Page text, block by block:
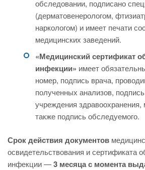
обследовании, подписано
(дерматовенерологом,
наркологом) и имеет печати
медицинских заведений.
«Медицинский сертификат
инфекции» имеет
номер, подпись врача,
полученных анализов,
учреждения
также подпись обследуемого.
Срок действия документов
освидетельствования и сертификата
инфекции —3 месяца с момента